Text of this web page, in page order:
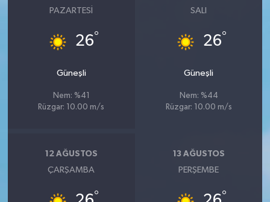
PAZARTESI
26°
Güneşli
Nem: %41
Rüzgar: 10.00 m/s
SALI
26°
Güneşli
Nem: %44
Rüzgar: 10.00 m/s
12 AĞUSTOS
ÇARŞAMBA
°
13 AĞUSTOS
PERŞEMBE
°